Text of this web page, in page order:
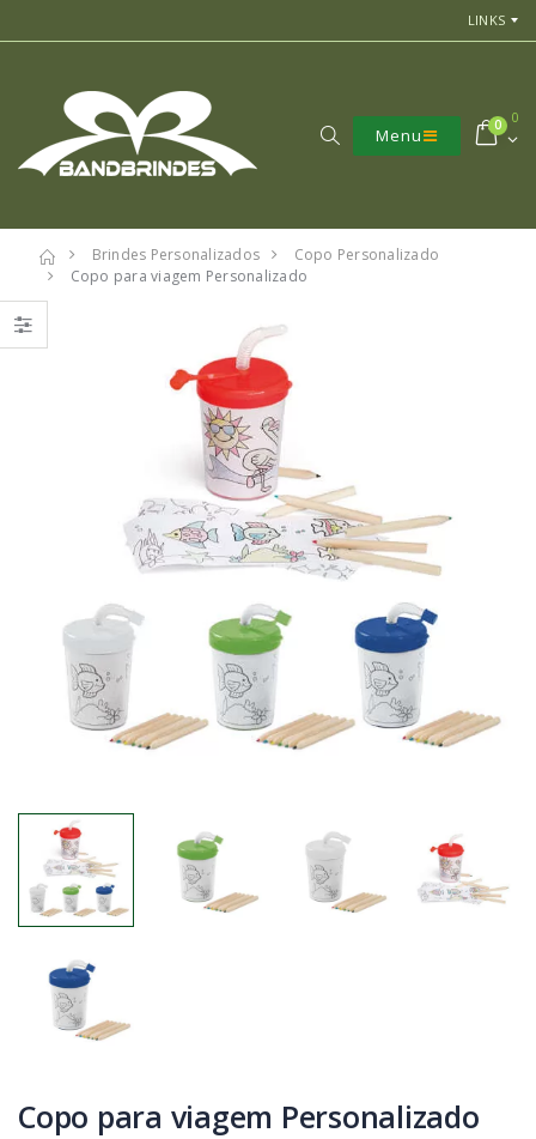
LINKS
Menu
0
0
Brindes Personalizados
Copo Personalizado
Copo para viagem Personalizado
Copo para viagem Personalizado